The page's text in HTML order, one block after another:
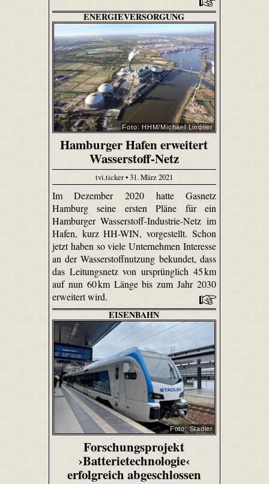
ENERGIEVERSORGUNG
Foto: HHM/Michael Lindner
Hamburger Hafen erweitert
Wasserstoff-Netz
tvi.ticker • 31. März 2021
Im Dezember 2020 hatte Gasnetz
Hamburg seine ersten Pläne für ein
Hamburger Wasserstoff-Industrie-Netz im
Hafen, kurz HH-WIN, vorgestellt. Schon
jetzt haben so viele Unternehmen Interesse
an der Wasserstoffnutzung bekundet, dass
das Leitungsnetz von ursprünglich 45 km
auf nun 60 km Länge bis zum Jahr 2030
erweitert wird.
EISENBAHN
Foto: Stadler
Forschungsprojekt
›Batterietechnologie‹
erfolgreich abgeschlossen